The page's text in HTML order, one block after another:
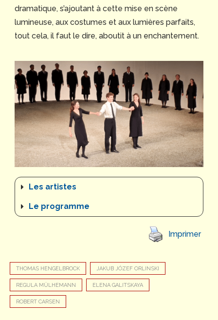
dramatique, s’ajoutant à cette mise en scène
lumineuse, aux costumes et aux lumières parfaits,
tout cela, il faut le dire, aboutit à un enchantement.
Les artistes
Le programme
Imprimer
THOMAS HENGELBROCK JAKUB JÓZEF ORLINSKI
REGULA MÜLHEMANN ELENA GALITSKAYA
ROBERT CARSEN